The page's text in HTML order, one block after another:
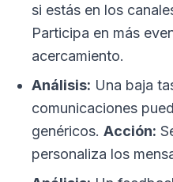
si estás en los
Participa en más
acercamiento.
Análisis: Una baja
comunicaciones
genéricos. Acción:
personaliza los